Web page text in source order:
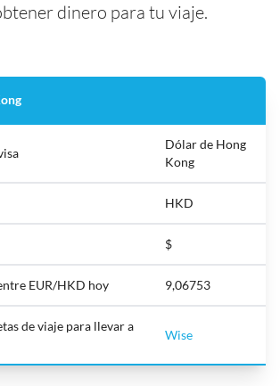
dinero para tu viaje.
Dólar de Hong
Kong
HKD
$
EUR/HKD hoy 9,06753
de viaje para llevar a
Wise